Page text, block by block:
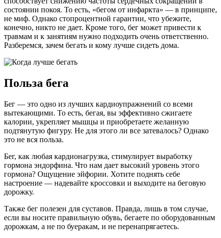
состоянии покоя. То есть, «бегом от инфаркта» — в принципе,
не миф. Однако стопроцентной гарантии, что убежите,
конечно, никто не дает. Кроме того, бег может привести к
травмам и к занятиям нужно подходить очень ответственно.
Разберемся, зачем бегать и кому лучше сидеть дома.
Польза бега
Бег — это одно из лучших кардиоупражнений со всеми
вытекающими. То есть, бегая, вы эффективно сжигаете
калории, укрепляет мышцы и приобретаете желанную
подтянутую фигуру. Не для этого ли все затевалось? Однако
это не вся польза.
Бег, как любая кардионагрузка, стимулирует выработку
гормона эндорфина. Что нам дает высокий уровень этого
гормона? Ощущение эйфории. Хотите поднять себе
настроение — надевайте кроссовки и выходите на беговую
дорожку.
Также бег полезен для суставов. Правда, лишь в том случае,
если вы носите правильную обувь, бегаете по оборудованным
дорожкам, а не по буеракам, и не перенапрягаетесь.